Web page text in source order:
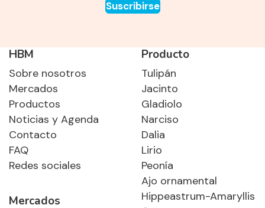
Suscribirse
HBM
Sobre nosotros
Mercados
Productos
Noticias y Agenda
Contacto
FAQ
Redes sociales
Mercados
Producto
Tulipán
Jacinto
Gladiolo
Narciso
Dalia
Lirio
Peonía
Ajo ornamental
Hippeastrum-Amaryllis